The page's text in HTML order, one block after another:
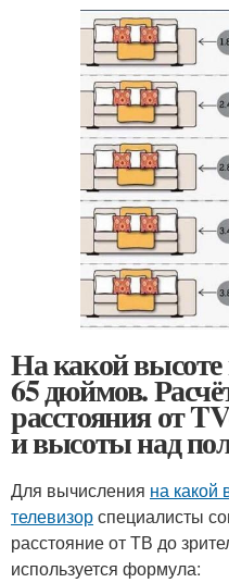
На какой высоте
65 дюймов.
расстояния от
и высоты над
Для вычисления на какой
телевизорспециалисты
расстояние от ТВ до
используется формула: